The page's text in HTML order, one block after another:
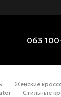
063
Женские
Стильные